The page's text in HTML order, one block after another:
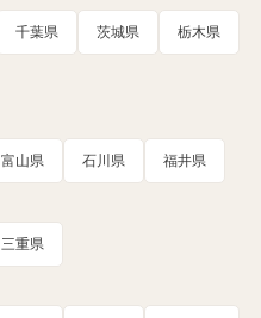
千葉県 茨城県 栃木県
富山県 石川県 福井県
三重県